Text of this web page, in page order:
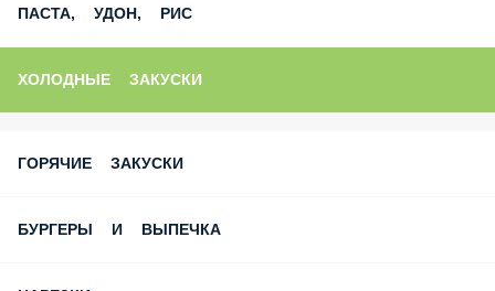
ПАСТА, УДОН, РИС
ХОЛОДНЫЕ ЗАКУСКИ
ГОРЯЧИЕ ЗАКУСКИ
БУРГЕРЫ И ВЫПЕЧКА